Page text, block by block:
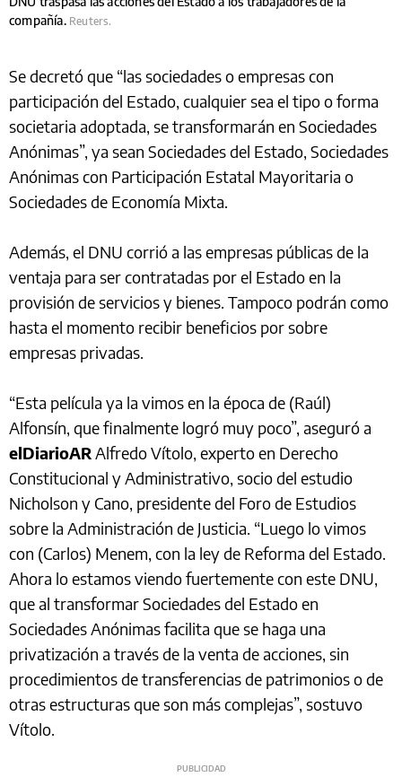
compañía. Reuters.
Se decretó que “las sociedades o empresas con
participación del Estado, cualquier sea el tipo o forma
societaria adoptada, se transformarán en Sociedades
Anónimas”, ya sean Sociedades del Estado, Sociedades
Anónimas con Participación Estatal Mayoritaria o
Sociedades de Economía Mixta.
Además, el DNU corrió a las empresas públicas de la
ventaja para ser contratadas por el Estado en la
provisión de servicios y bienes. Tampoco podrán como
hasta el momento recibir beneficios por sobre
empresas privadas.
“Esta película ya la vimos en la época de (Raúl)
Alfonsín, que finalmente logró muy poco”, aseguró a
elDiarioARAlfredo Vítolo, experto en Derecho
Constitucional y Administrativo, socio del estudio
Nicholson y Cano, presidente del Foro de Estudios
sobre la Administración de Justicia. “Luego lo vimos
con (Carlos) Menem, con la ley de Reforma del Estado.
Ahora lo estamos viendo fuertemente con este DNU,
que al transformar Sociedades del Estado en
Sociedades Anónimas facilita que se haga una
privatización a través de la venta de acciones, sin
procedimientos de transferencias de patrimonios o de
otras estructuras que son más complejas”, sostuvo
Vítolo.